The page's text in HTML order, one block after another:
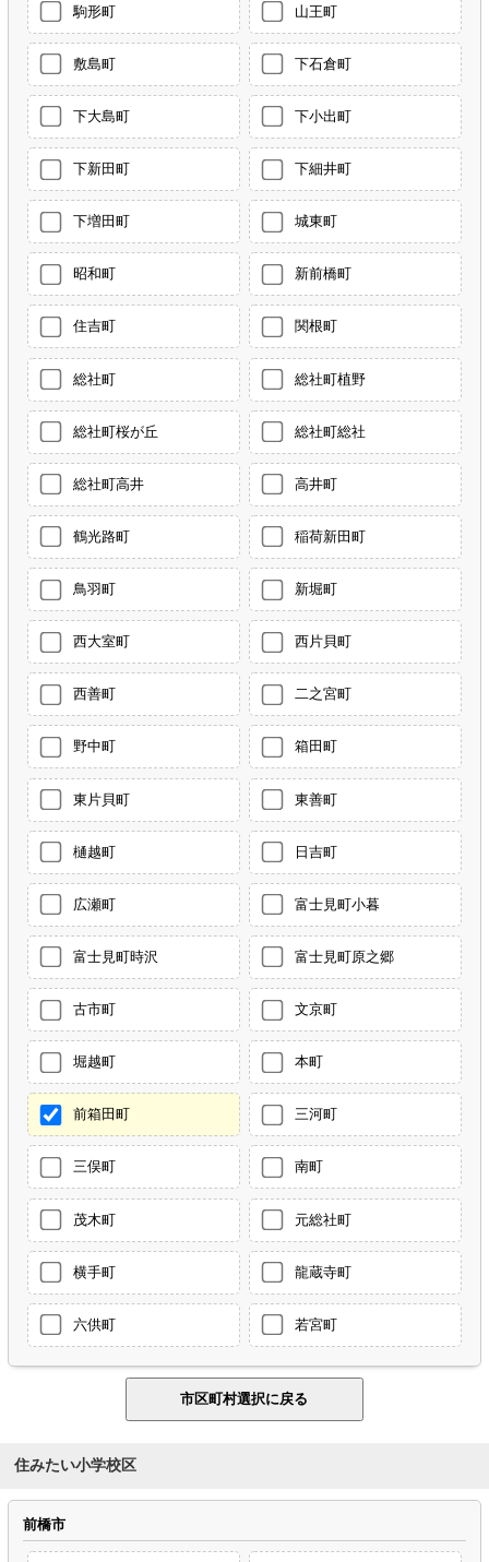
駒形町 山王町
敷島町 下石倉町
下大島町 下小出町
下新田町 下細井町
下増田町 城東町
昭和町 新前橋町
住吉町 関根町
総社町 総社町植野
総社町桜が丘 総社町総社
総社町高井 高井町
鶴光路町 稲荷新田町
鳥羽町 新堀町
西大室町 西片貝町
西善町 二之宮町
野中町 箱田町
東片貝町 東善町
樋越町 日吉町
広瀬町 富士見町小暮
富士見町時沢 富士見町原之郷
古市町 文京町
堀越町 本町
前箱田町 三河町
三俣町 南町
茂木町 元総社町
横手町 龍蔵寺町
六供町 若宮町
住みたい小学校区
前橋市